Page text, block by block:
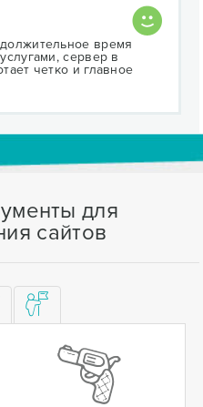
время
сервер в
четко и главное
для
сайтов